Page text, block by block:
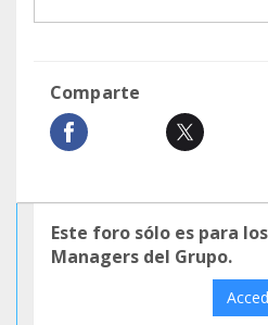
Comparte
Este foro sólo es para
Managers del Grupo.